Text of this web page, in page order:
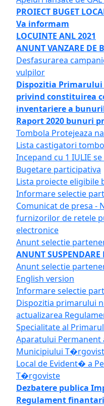
PROIECT BUGET
Va informam
LOCUINTE ANL 2021
ANUNT VANZARE DE
Desfasurarea
vulpilor
Dispozitia
privind constituirea
inventariere a
Raport 2020 bunuri
Tombola Protejeaza
Lista castigatori
Incepand cu 1 IULIE
Bugetare participativa
Lista proiecte eligibile
Informare selectie
Comunicat de presa -
furnizorilor de retele
electronice
Anunt selectie
ANUNT SUSPENDARE
Anunt selectie
English version
Informare selectie
Dispozitia primarului
actualizarea
Specialitate al
Aparatului Permanent
Municipiului
Local de Evident� a
T�rgoviste
Dezbatere publica
Regulament